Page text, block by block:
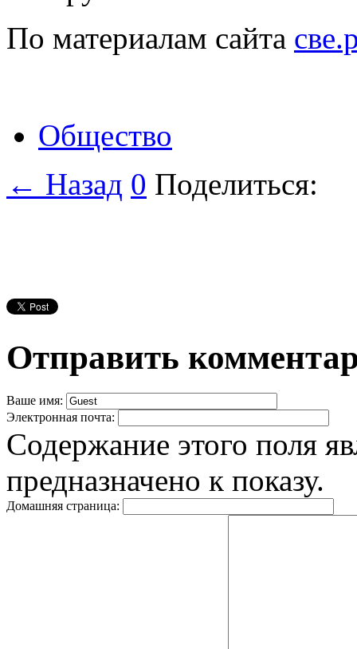
По материалам сайта
Общество
← Назад 0 Поделиться:
Отправить
Ваше имя:
Электронная почта:
Содержание этого поля
предназначено к показу.
Домашняя страница: